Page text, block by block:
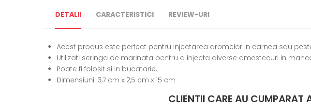
DETALII CARACTERISTICI REVIEW-URI
Acest produs este perfect pentru injectarea aromelor in carnea sau
Utilizati seringa de marinata pentru a injecta diverse amestecuri in
Poate fi folosit si in bucatarie.
Dimensiuni: 3,7 cm x 2,5 cm x 15 cm
CLIENTII CARE AU CUMPARAT